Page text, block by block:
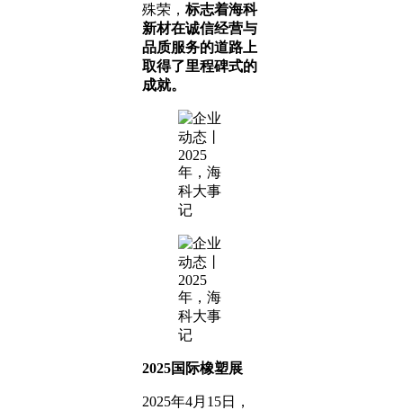
殊荣， 标志着海科
新材在诚信经营与
品质服务的道路上
取得了里程碑式的
成就。
2025国际橡塑展
2025年4月15日，